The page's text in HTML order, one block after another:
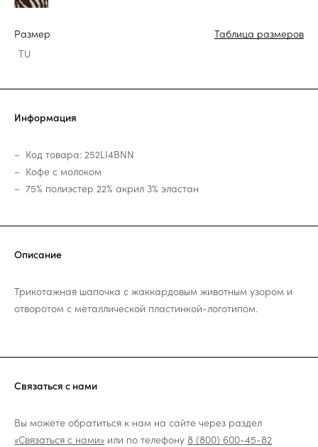
Размер
Таблица размеров
TU
Информация
Код товара: 252LI4BNN
Кофе с молоком
75% полиэстер 22% акрил 3% эластан
Описание
Трикотажная шапочка с жаккардовым животным узором и
отворотом с металлической пластинкой-логотипом.
Связаться с нами
Вы можете обратиться к нам на сайте через раздел
«Связаться с нами» или по телефону 8 (800) 600-45-82